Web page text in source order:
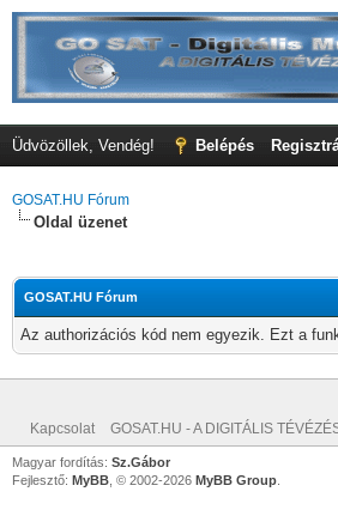
Üdvözöllek, Vendég! Belépés
GOSAT.HU Fórum
Oldal üzenet
GOSAT.HU Fórum
Az authorizációs kód nem egyezik. Ezt a
Kapcsolat GOSAT.HU - A DIGITÁLIS
Magyar fordítás: Sz.Gábor
Fejlesztő: MyBB , © 2002-2026 MyBB Group